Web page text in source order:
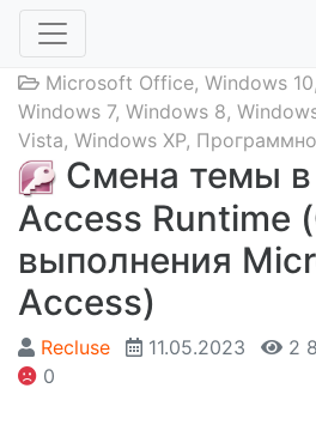
Microsoft Office, Windows 10,
Windows 7, Windows 8,
Vista, Windows XP,
Смена темы
Access Runtime
выполнения
Access)
Recluse 11.05.2023 2
0